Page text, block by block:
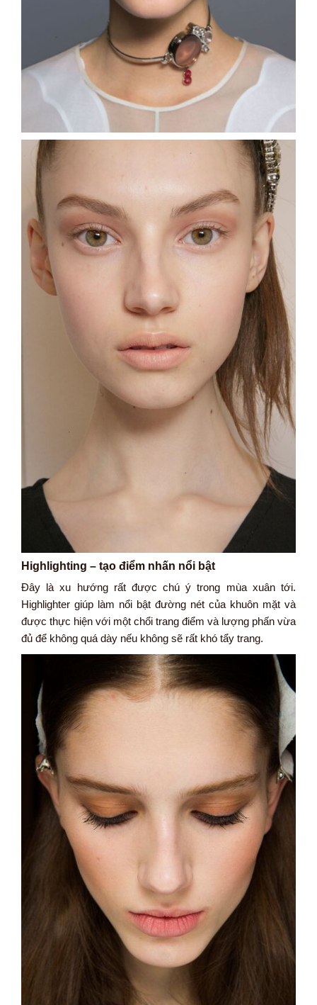
Highlighting – tạo điểm nhấn nổi bật
Đây là xu hướng rất được chú ý trong mùa xuân tới.
Highlighter giúp làm nổi bật đường nét của khuôn mặt và
được thực hiện với một chổi trang điểm và lượng phấn vừa
đủ để không quá dày nếu không sẽ rất khó tẩy trang.